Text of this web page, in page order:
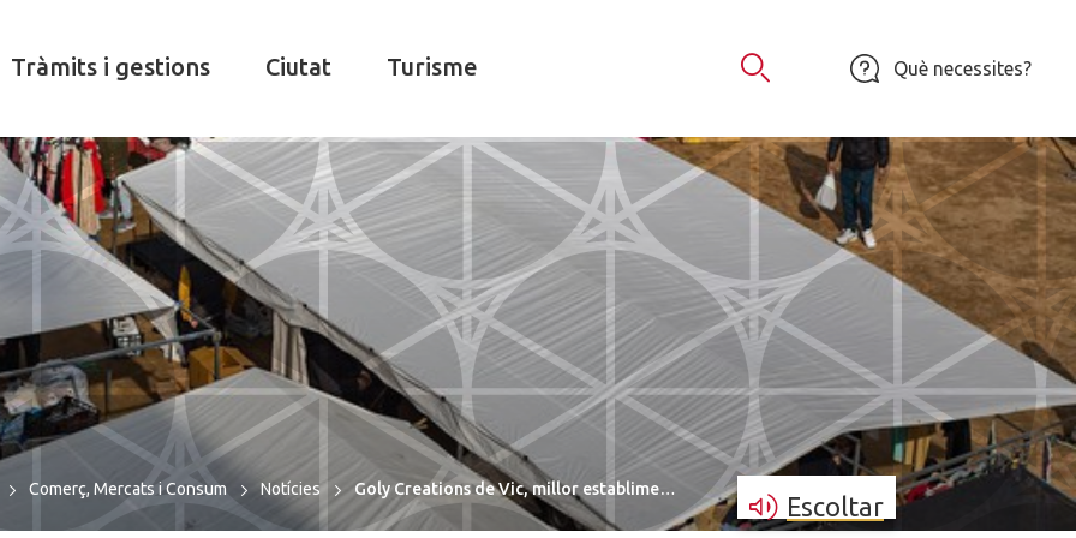
Obrir Cercador
Què necessites?
Tràmits i gestions Ciutat Turisme
Escoltar
Comerç, Mercats i Consum Notícies Goly Creations de Vic, millor establime…